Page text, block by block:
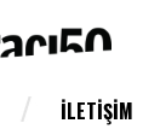
İLETIŞIM